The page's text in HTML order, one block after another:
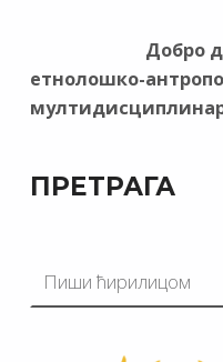
Добро
етнолошко-
ПРЕТРАГА